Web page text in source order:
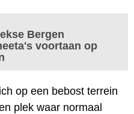
Bergen
voortaan op
op een bebost terrein
plek waar normaal